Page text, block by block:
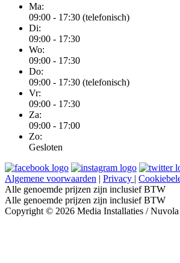
Ma:
09:00 - 17:30 (telefonisch)
Di:
09:00 - 17:30
Wo:
09:00 - 17:30
Do:
09:00 - 17:30 (telefonisch)
Vr:
09:00 - 17:30
Za:
09:00 - 17:00
Zo:
Gesloten
Algemene voorwaarden | Privacy |
Alle genoemde prijzen zijn inclusief BTW
Alle genoemde prijzen zijn inclusief BTW
Copyright © 2026 Media Installaties /